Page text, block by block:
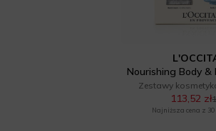
Nourishing Body &
Zestawy
113,52 zł
Najniższa cena z 30